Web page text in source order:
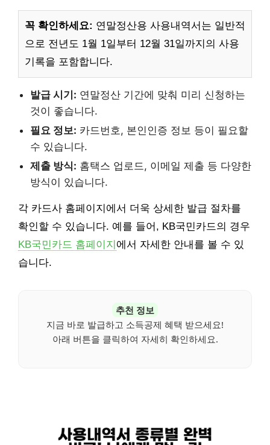
꼭 확인하세요: 연말정산용 사용내역서는 일반적
으로 전년도 1월 1일부터 12월 31일까지의 사용
기록을 포함합니다.
발급 시기: 연말정산 기간에 맞춰 미리 신청하는
것이 좋습니다.
필요 정보: 카드번호, 본인인증 정보 등이 필요할
수 있습니다.
제출 방식: 홈택스 업로드, 이메일 제출 등 다양한
방식이 있습니다.
각 카드사 홈페이지에서 더욱 상세한 발급 절차를
확인할 수 있습니다. 예를 들어, KB국민카드의 경우
KB국민카드 홈페이지 에서 자세한 안내를 볼 수 있
습니다.
추천 정보
지금 바로 발급하고 소득공제 혜택 받으세요!
아래 버튼을 클릭하여 자세히 확인하세요.